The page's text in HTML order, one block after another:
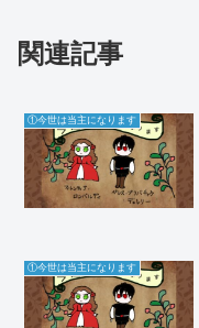
関連記事
①今世は当主になります
①今世は当主になります